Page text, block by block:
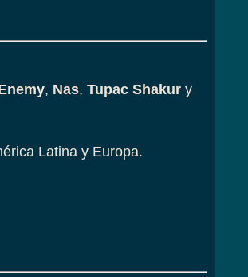
, Nas, Tupac Shakury
Latina y Europa.